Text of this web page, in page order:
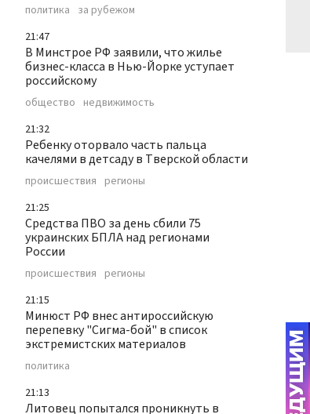
политика за рубежом
21:47
В Минстрое РФ заявили, что жилье
бизнес-класса в Нью-Йорке уступает
российскому
общество недвижимость
21:32
Ребенку оторвало часть пальца
качелями в детсаду в Тверской области
происшествия регионы
21:25
Средства ПВО за день сбили 75
украинских БПЛА над регионами
России
происшествия регионы
21:15
Минюст РФ внес антироссийскую
перепевку "Сигма-бой" в список
экстремистских материалов
политика
21:13
Литовец попытался проникнуть в